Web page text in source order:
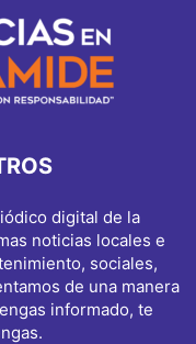
digital de la
noticias locales e
sociales,
de una manera
informado, te